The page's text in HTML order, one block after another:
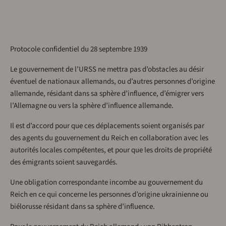
Protocole confidentiel du 28 septembre 1939
Le gouvernement de l’URSS ne mettra pas d’obstacles au désir
éventuel de nationaux allemands, ou d’autres personnes d’origine
allemande, résidant dans sa sphère d’influence, d’émigrer vers
l’Allemagne ou vers la sphère d’influence allemande.
Il est d’accord pour que ces déplacements soient organisés par
des agents du gouvernement du Reich en collaboration avec les
autorités locales compétentes, et pour que les droits de propriété
des émigrants soient sauvegardés.
Une obligation correspondante incombe au gouvernement du
Reich en ce qui concerne les personnes d’origine ukrainienne ou
biélorusse résidant dans sa sphère d’influence.